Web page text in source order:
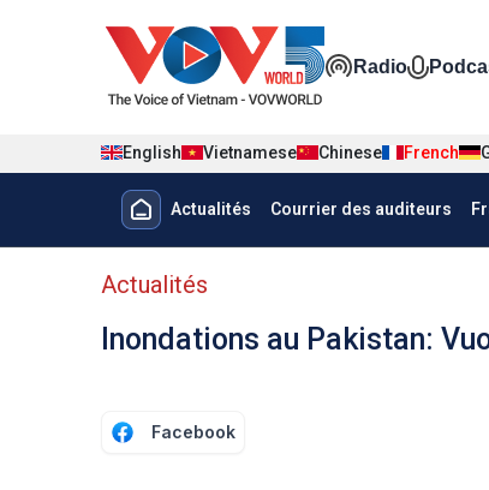
ĐaRadio
English Vietnamese Chinese French
Menu trang chủ tiếng Pháp
Actualités Courrier des auditeurs
menu phụ tiếng Pháp
Actualités
Inondations au Pakistan:
Facebook